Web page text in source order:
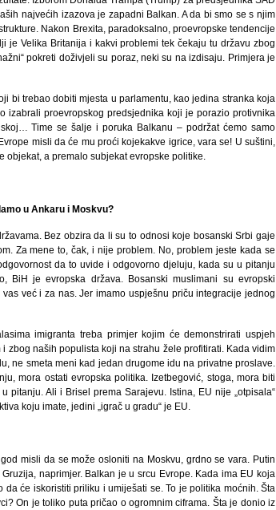
najvećih izazova je zapadni Balkan. A da bi smo se s njim
Nakon Brexita, paradoksalno, proevropske tendencije
Velika Britanija i kakvi problemi tek čekaju tu državu zbog
pokreti doživjeli su poraz, neki su na izdisaju. Primjera je
bi trebao dobiti mjesta u parlamentu, kao jedina stranka koja
izabrali proevropskog predsjednika koji je porazio protivnika
Time se šalje i poruka Balkanu – podržat ćemo samo
misli da će mu proći kojekakve igrice, vara se! U suštini,
objekat, a premalo subjekat evropske politike.
u Ankaru i Moskvu?
Bez obzira da li su to odnosi koje bosanski Srbi gaje
Za mene to, čak, i nije problem. No, problem jeste kada se
da to uvide i odgovorno djeluju, kada su u pitanju
BiH je evropska država. Bosanski muslimani su evropski
već i za nas. Jer imamo uspješnu priču integracije jednog
imigranta treba primjer kojim će demonstrirati uspjeh
zbog naših populista koji na strahu žele profitirati. Kada vidim
ne smeta meni kad jedan drugome idu na privatne proslave.
mora ostati evropska politika. Izetbegović, stoga, mora biti
pitanju. Ali i Brisel prema Sarajevu. Istina, EU nije „otpisala“
koju imate, jedini „igrač u gradu“ je EU.
misli da se može osloniti na Moskvu, grdno se vara. Putin
naprimjer. Balkan je u srcu Evrope. Kada ima EU koja
će iskoristiti priliku i umiješati se. To je politika moćnih. Šta
On je toliko puta pričao o ogromnim ciframa. Šta je donio iz